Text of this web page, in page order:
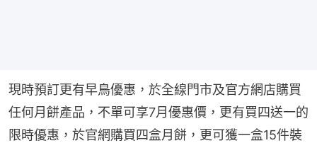
現時預訂更有早鳥優惠，於全線門市及官方網店購買
任何月餅產品，不單可享7月優惠價，更有買四送一的
限時優惠，於官網購買四盒月餅，更可獲一盒15件裝